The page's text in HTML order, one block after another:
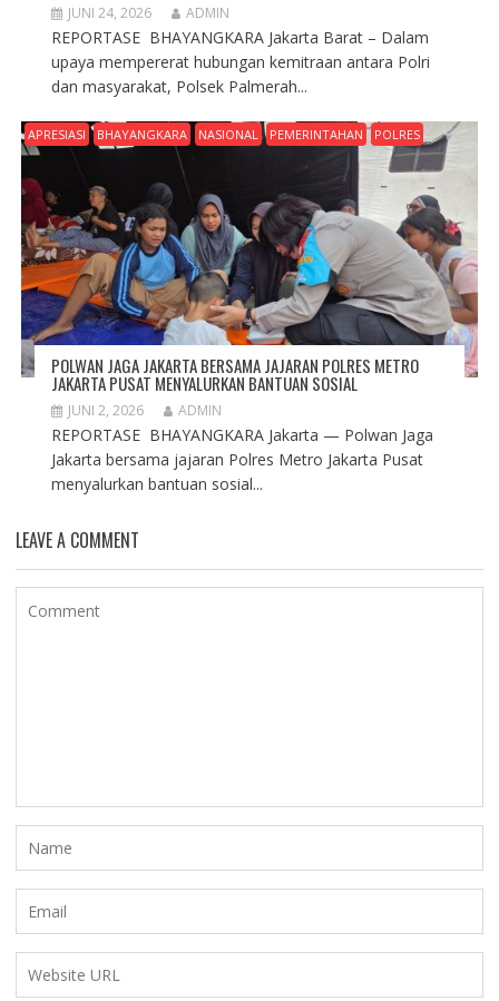
JUNI 24, 2026 ADMIN
REPORTASE BHAYANGKARA Jakarta Barat – Dalam
upaya mempererat hubungan kemitraan antara Polri
dan masyarakat, Polsek Palmerah...
APRESIASI BHAYANGKARA NASIONAL PEMERINTAHAN POLRES
POLWAN JAGA JAKARTA BERSAMA JAJARAN POLRES METRO
JAKARTA PUSAT MENYALURKAN BANTUAN SOSIAL
JUNI 2, 2026 ADMIN
REPORTASE BHAYANGKARA Jakarta — Polwan Jaga
Jakarta bersama jajaran Polres Metro Jakarta Pusat
menyalurkan bantuan sosial...
LEAVE A COMMENT